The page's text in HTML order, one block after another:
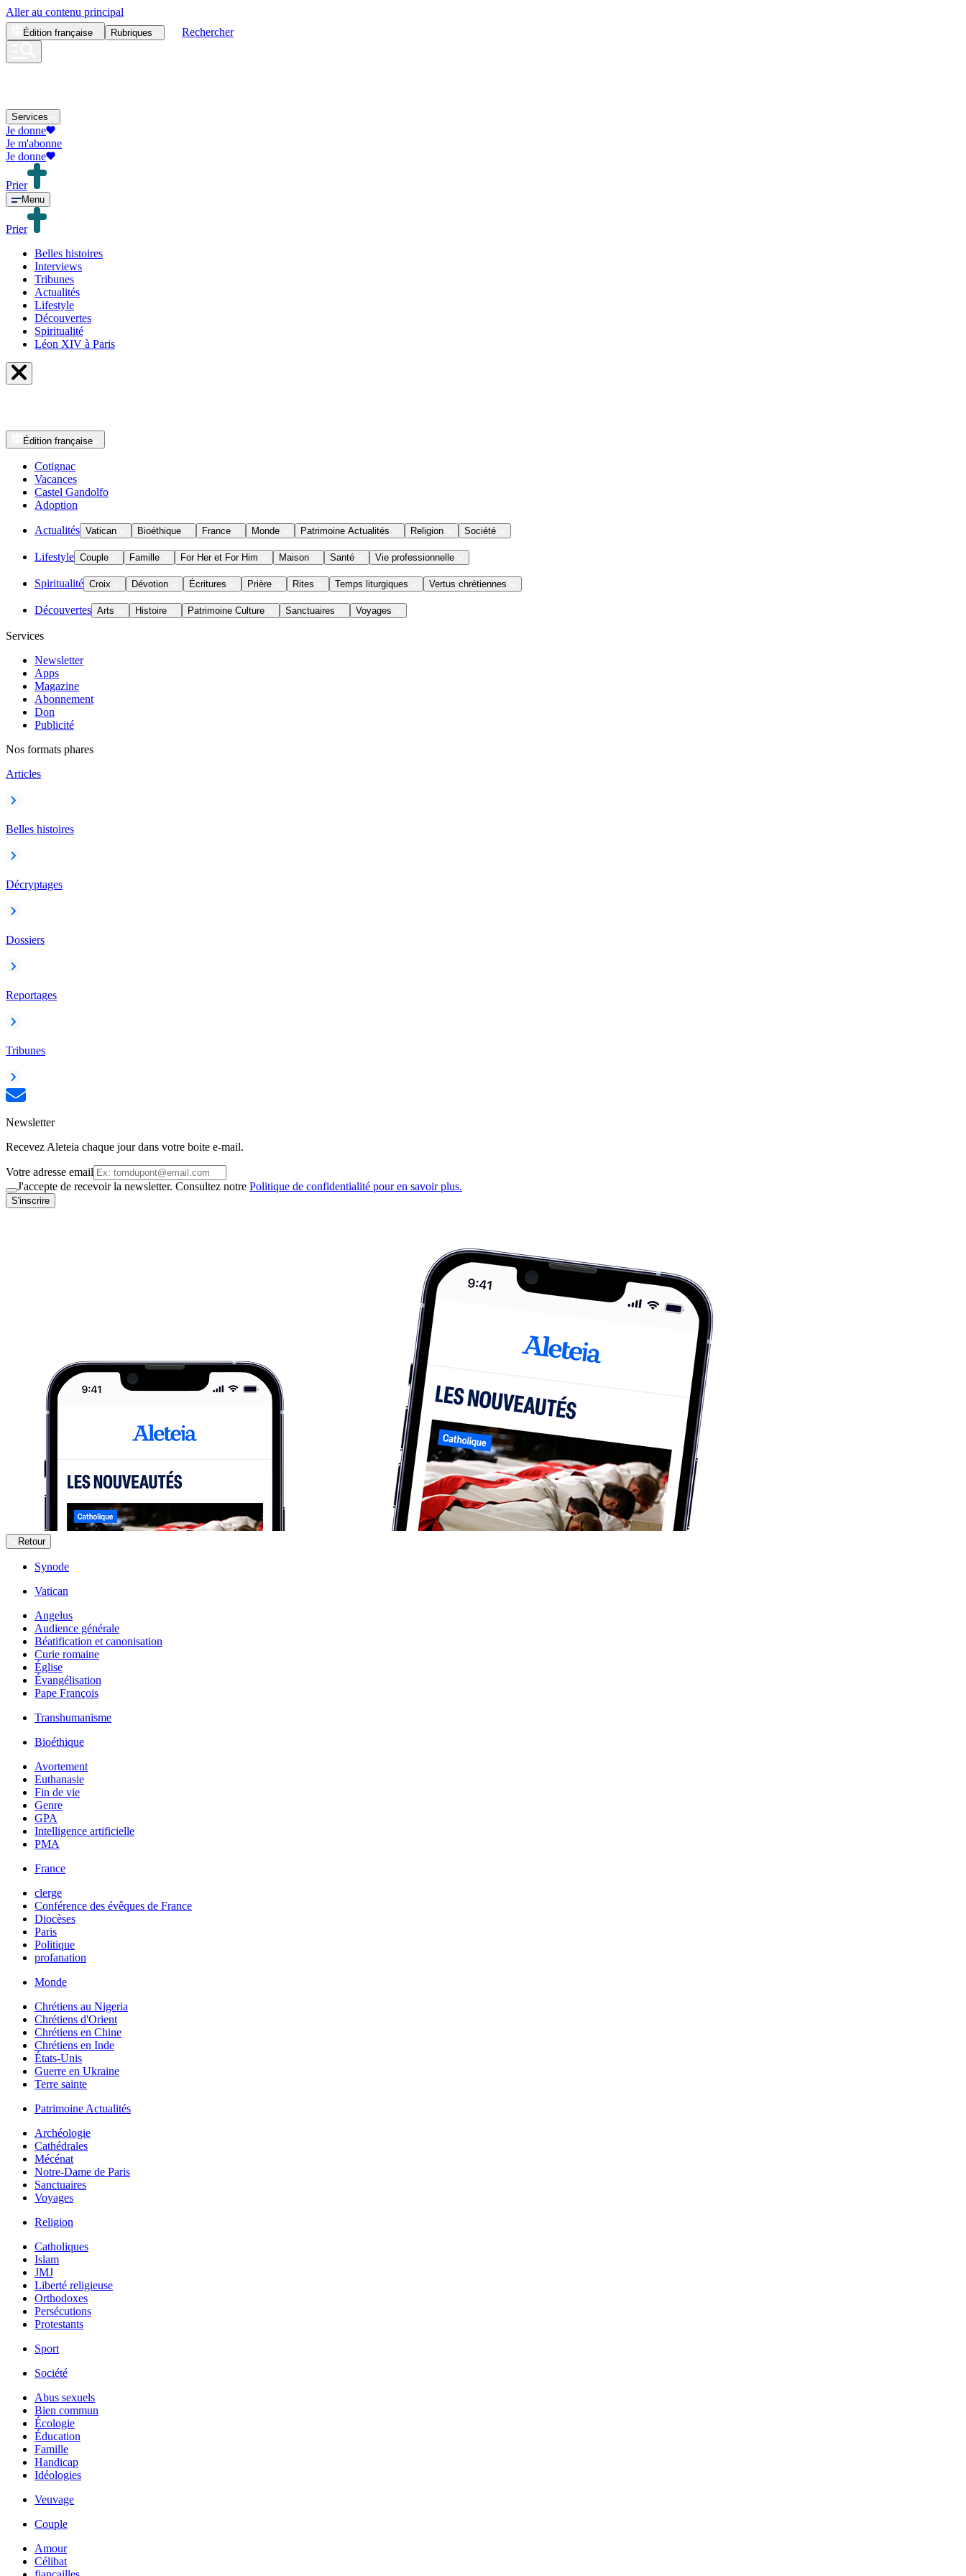
Aller au contenu principal
Édition française Rubriques Rechercher
Services
Je donne
Je m'abonne
Je donne
Prier
Menu
Prier
Belles histoires
Interviews
Tribunes
Actualités
Lifestyle
Découvertes
Spiritualité
Léon XIV à Paris
Édition française
Cotignac
Vacances
Castel Gandolfo
Adoption
Actualités Vatican Bioéthique France Monde Patrimoine Actualités Religion Société
Lifestyle Couple Famille For Her et For Him Maison Santé Vie professionnelle
Spiritualité Croix Dévotion Écritures Prière Rites Temps liturgiques Vertus chrétiennes
Découvertes Arts Histoire Patrimoine Culture Sanctuaires Voyages
Services
Newsletter
Apps
Magazine
Abonnement
Don
Publicité
Nos formats phares
Articles
Belles histoires
Décryptages
Dossiers
Reportages
Tribunes
Newsletter
Recevez Aleteia chaque jour dans votre boite e-mail.
Votre adresse email
J'accepte de recevoir la newsletter. Consultez notre Politique de confidentialité pour en savoir plus.
S'inscrire
Retour
Synode
Vatican
Angelus
Audience générale
Béatification et canonisation
Curie romaine
Église
Évangélisation
Pape François
Transhumanisme
Bioéthique
Avortement
Euthanasie
Fin de vie
Genre
GPA
Intelligence artificielle
PMA
France
clerge
Conférence des évêques de France
Diocèses
Paris
Politique
profanation
Monde
Chrétiens au Nigeria
Chrétiens d'Orient
Chrétiens en Chine
Chrétiens en Inde
États-Unis
Guerre en Ukraine
Terre sainte
Patrimoine Actualités
Archéologie
Cathédrales
Mécénat
Notre-Dame de Paris
Sanctuaires
Voyages
Religion
Catholiques
Islam
JMJ
Liberté religieuse
Orthodoxes
Persécutions
Protestants
Sport
Société
Abus sexuels
Bien commun
Écologie
Éducation
Famille
Handicap
Idéologies
Veuvage
Couple
Amour
Célibat